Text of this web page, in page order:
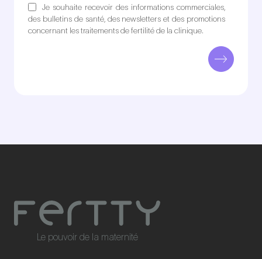
Je souhaite recevoir des informations commerciales,
des bulletins de santé, des newsletters et des promotions
concernant les traitements de fertilité de la clinique.
Le pouvoir de la maternité